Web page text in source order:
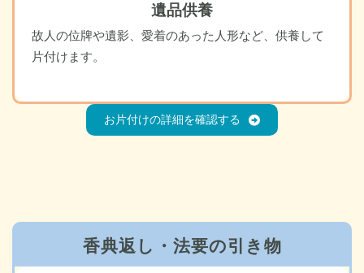
遺品供養
故人の位牌や遺影、愛着のあった人形など、供養して
片付けます。
お片付けの詳細を確認する
香典返し・法要の引き物